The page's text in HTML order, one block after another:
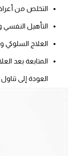
التخلص من
التأهيل النفسي
العلاج السلوكي
المتابعة بعد
العودة إلى